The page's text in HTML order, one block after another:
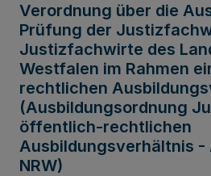
Verordnung über die
Prüfung der
Justizfachwirte des
Westfalen im Rahmen
rechtlichen
(Ausbildungsordnung
öffentlich-rechtlichen
Ausbildungsverhältnis -
NRW)